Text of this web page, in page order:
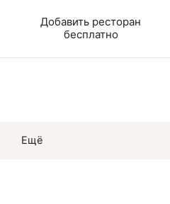
Добавить ресторан
бесплатно
Ещё